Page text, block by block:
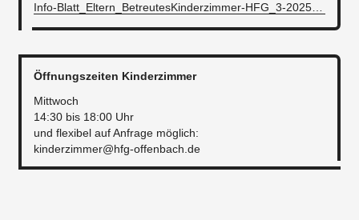
Info-Blatt_Eltern_BetreutesKinderzimmer-HFG_3-2025.pdf
Öffnungszeiten Kinderzimmer
Mittwoch
14:30 bis 18:00 Uhr
und flexibel auf Anfrage möglich:
kinderzimmer@hfg-offenbach.de